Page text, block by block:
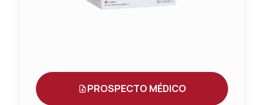
PROSPECTO MÉDICO